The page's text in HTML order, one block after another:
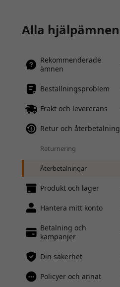
Alla hjälpämnen
Rekommenderade
ämnen
Beställningsproblem
Frakt och levererans
Retur och återbetalning
Returnering
Återbetalningar
Produkt och lager
Hantera mitt konto
Betalning och
kampanjer
Din säkerhet
Policyer och annat